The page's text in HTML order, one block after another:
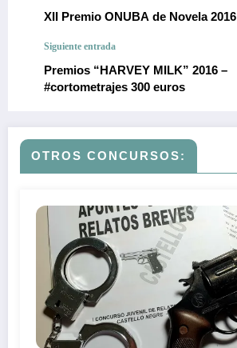
XII Premio ONUBA de Novela 2016
Siguiente entrada
Premios “HARVEY MILK” 2016 –
#cortometrajes 300 euros
OTROS CONCURSOS: